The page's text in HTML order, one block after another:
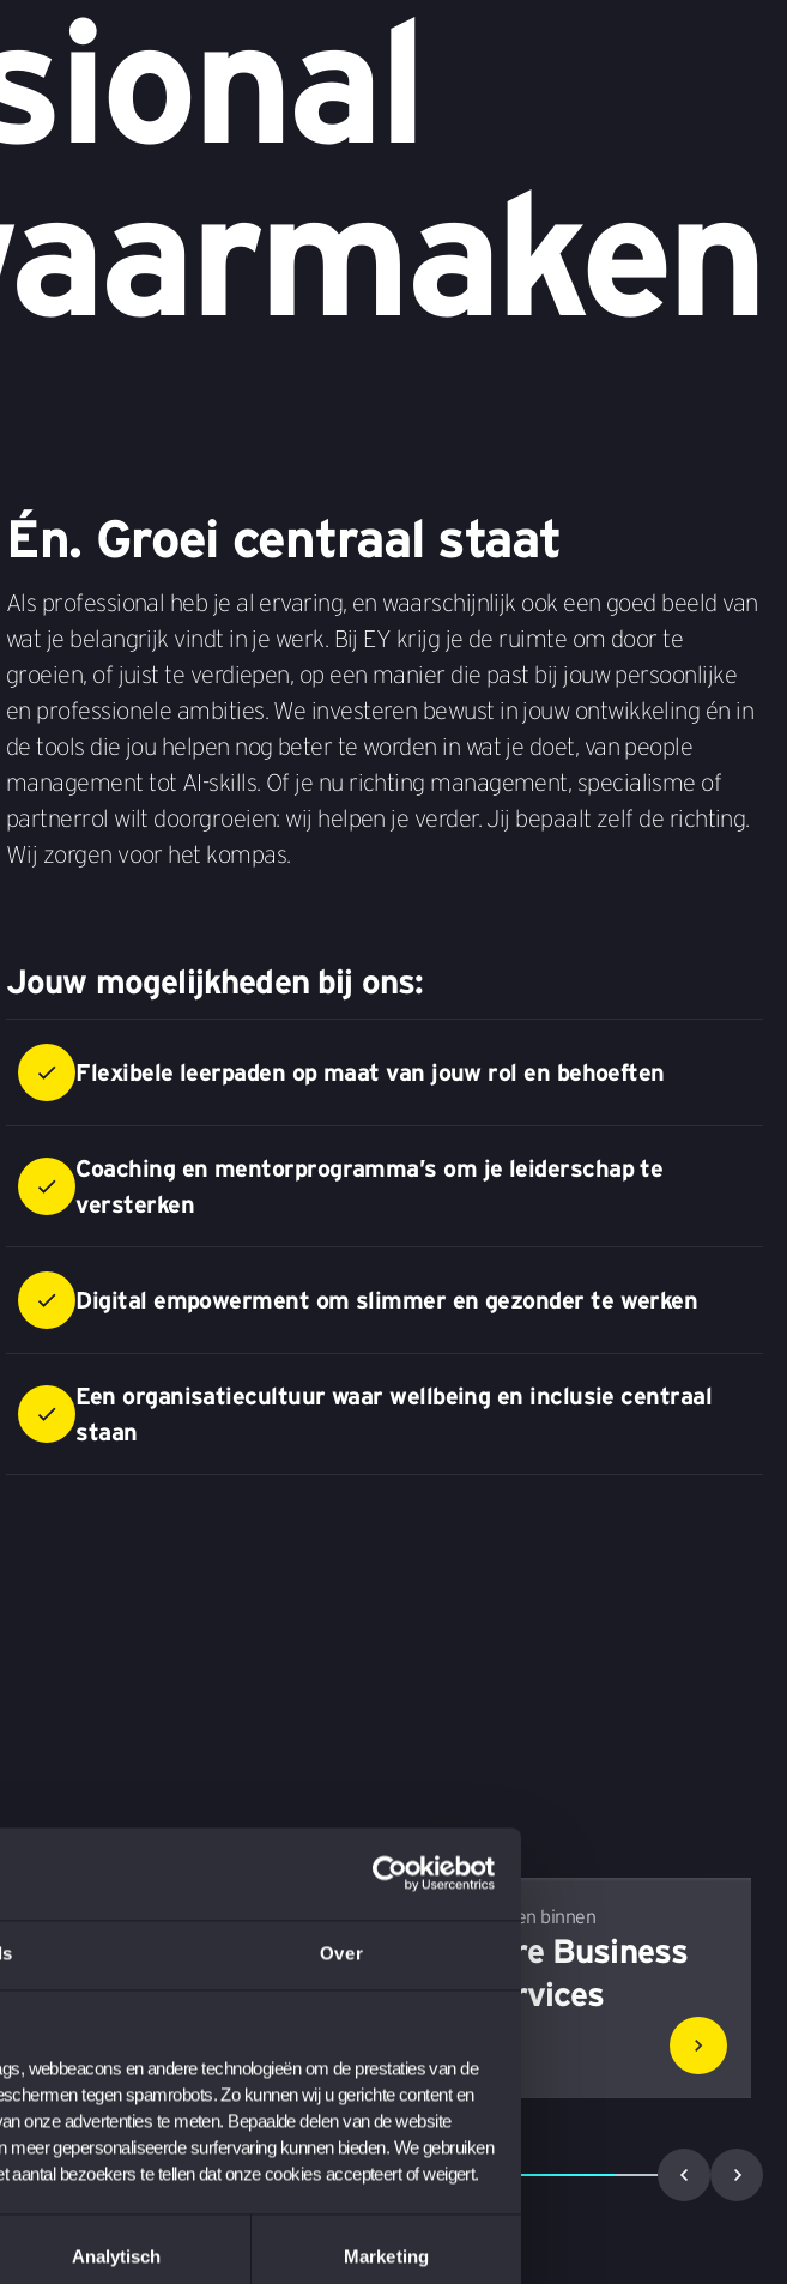
Over
webbeacons en andere technologieën om de prestaties van de
tegen spamrobots. Zo kunnen wij u gerichte content en
onze advertenties te meten. Bepaalde delen van de website
gepersonaliseerde surfervaring kunnen bieden. We gebruiken
aantal bezoekers te tellen dat onze cookies accepteert of weigert.
Analytisch Marketing
Én. Groei centraal staat
Als professional heb je al ervaring, en waarschijnlijk ook een goed beeld van
wat je belangrijk vindt in je werk. Bij EY krijg je de ruimte om door te
groeien, of juist te verdiepen, op een manier die past bij jouw persoonlijke
en professionele ambities. We investeren bewust in jouw ontwikkeling én in
de tools die jou helpen nog beter te worden in wat je doet, van people
management tot AI-skills. Of je nu richting management, specialisme of
partnerrol wilt doorgroeien: wij helpen je verder. Jij bepaalt zelf de richting.
Wij zorgen voor het kompas.
Jouw mogelijkheden bij ons:
Flexibele leerpaden op maat van jouw rol en behoeften
Coaching en mentorprogramma’s om je leiderschap te
versterken
Digital empowerment om slimmer en gezonder te werken
Een organisatiecultuur waar wellbeing en inclusie centraal
staan
EY-Parthenon
Werken binnen
Core Business
Services